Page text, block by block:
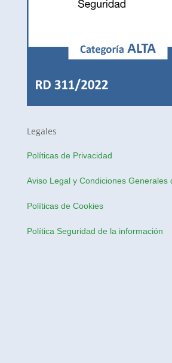
Legales
Políticas de Privacidad
Aviso Legal y Condiciones Generales
Políticas de Cookies
Política Seguridad de la información